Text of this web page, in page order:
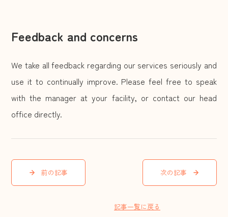
Feedback and concerns
We take all feedback regarding our services seriously and
use it to continually improve. Please feel free to speak
with the manager at your facility, or contact our head
office directly.
前の記事
記事一覧に戻る
次の記事